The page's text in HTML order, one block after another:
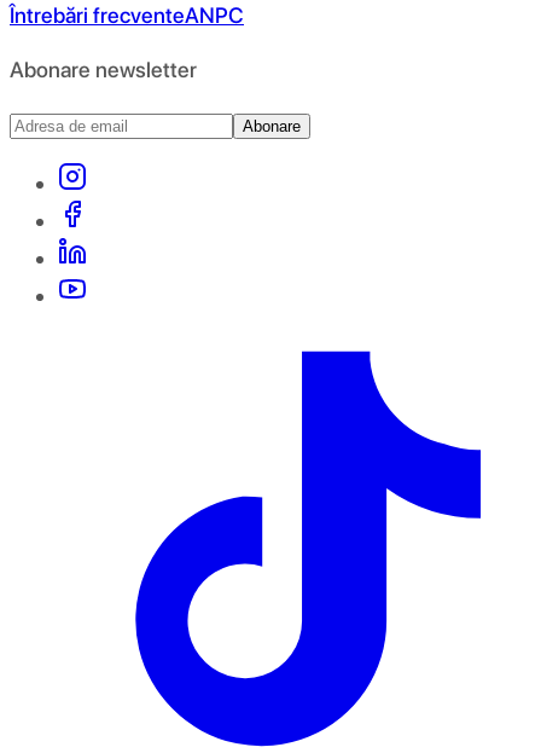
Întrebări frecventeANPC
Abonare newsletter
Abonare